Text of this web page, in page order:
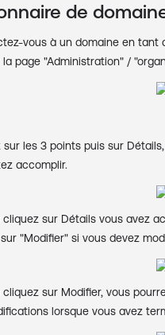
de
vous à un domaine en tant
la page "Administration" /
sur les 3 points puis sur
accomplir.
cliquez sur Détails vous avez
"Modifier" si vous devez
cliquez sur Modifier, vous
lorsque vous avez